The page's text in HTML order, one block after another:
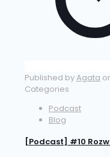
Published byAgata
Categories
Podcast
Blog
[Podcast] #10